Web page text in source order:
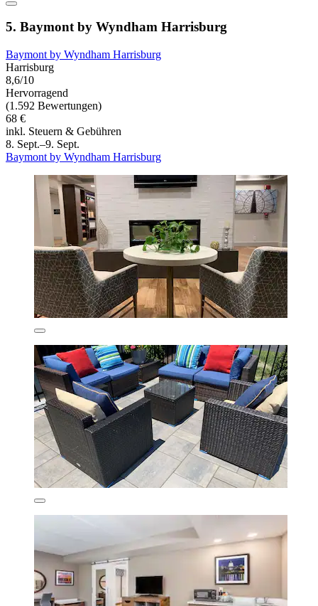
5. Baymont by Wyndham Harrisburg
Baymont by Wyndham Harrisburg
Harrisburg
8,6/10
Hervorragend
(1.592 Bewertungen)
68 €
inkl. Steuern & Gebühren
8. Sept.–9. Sept.
Baymont by Wyndham Harrisburg